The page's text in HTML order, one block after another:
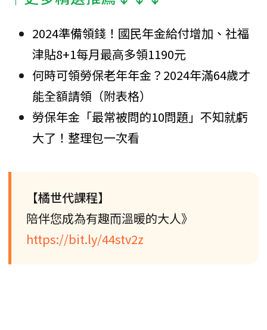
2024準備領錢！國民年金給付增加、社福
津貼8+1每月最高多領1190元
何時可領勞保老年年金？2024年滿64歲才
能全額請領（附表格）
勞保年金「最常被問的10問題」不知就虧
大了！整理包一次看
【橘世代課程】
陪伴您成為有趣而溫暖的大人》
https://bit.ly/44stv2z